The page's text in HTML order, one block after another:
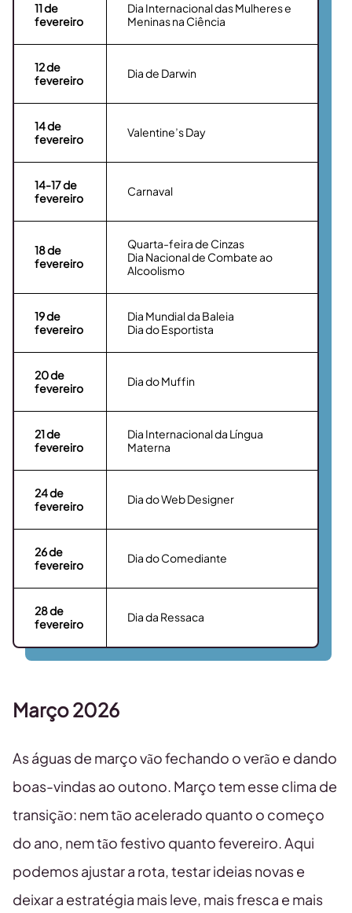
11de
fevereiro
Dia Internacional das Mulheres e
Meninas na Ciência
12de
fevereiro
Dia de Darwin
14de
fevereiro
Valentine’s Day
14-17de
fevereiro
Carnaval
18de
fevereiro
Quarta-feira de Cinzas
Dia Nacional de Combate ao
Alcoolismo
19de
fevereiro
Dia Mundial da Baleia
Dia do Esportista
20de
fevereiro
Dia do Muffin
21de
fevereiro
Dia Internacional da Língua
Materna
24de
fevereiro
Dia do Web Designer
26de
fevereiro
Dia do Comediante
28de
fevereiro
Dia da Ressaca
Março 2026
As águas de março vão fechando o verão e dando
boas-vindas ao outono. Março tem esse clima de
transição: nem tão acelerado quanto o começo
do ano, nem tão festivo quanto fevereiro. Aqui
podemos ajustar a rota, testar ideias novas e
deixar a estratégia mais leve, mais fresca e mais